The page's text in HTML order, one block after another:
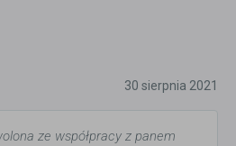
30 sierpnia 2021
ze współpracy z panem